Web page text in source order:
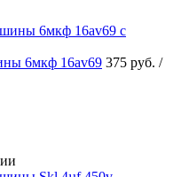
6мкф 16av69 375 руб. /